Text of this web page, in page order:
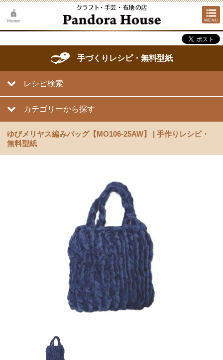
手づくりレシピ・無料型紙
レシピ検索
カテゴリーから探す
ゆびメリヤス編みバッグ【MO106-25AW】 | 手作りレシピ・
無料型紙